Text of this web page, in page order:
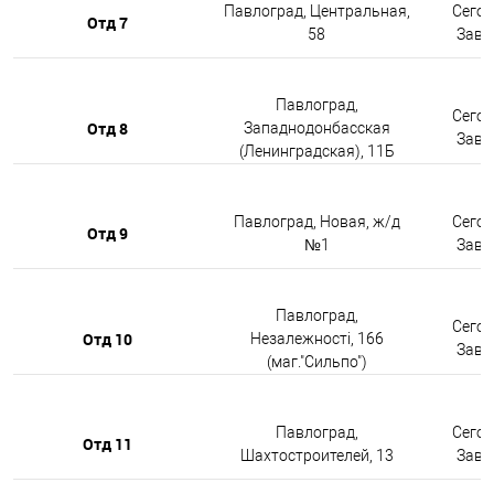
Отд 7
Павлоград, Центральная,
58
Отд 8
Павлоград,
Западнодонбасская
(Ленинградская), 11Б
Отд 9
Павлоград, Новая, ж/д
№1
Отд 10
Павлоград,
Незалежності, 166
(маг."Сильпо")
Отд 11
Павлоград,
Шахтостроителей, 13